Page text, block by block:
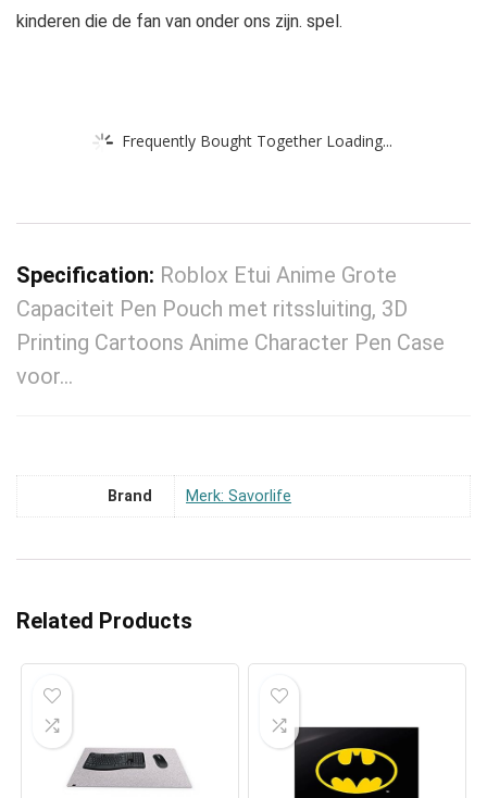
kinderen die de fan van onder ons zijn. spel.
Frequently Bought Together Loading...
Specification: Roblox Etui Anime Grote
Capaciteit Pen Pouch met ritssluiting, 3D
Printing Cartoons Anime Character Pen Case
voor…
Brand Merk: Savorlife
Related Products